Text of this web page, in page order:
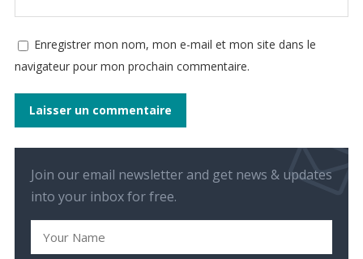
Enregistrer mon nom, mon e-mail et mon site dans le
navigateur pour mon prochain commentaire.
Join our email newsletter and get news & updates
into your inbox for free.